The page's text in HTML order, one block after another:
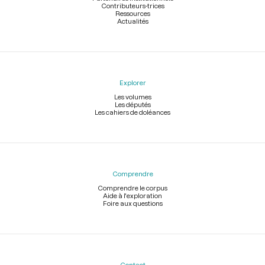
Contributeurs-trices
Ressources
Actualités
Explorer
Les volumes
Les députés
Les cahiers de doléances
Comprendre
Comprendre le corpus
Aide à l'exploration
Foire aux questions